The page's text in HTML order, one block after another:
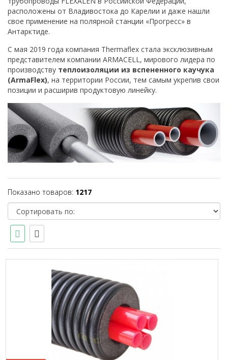
расположены от Владивостока до Карелии и даже нашли
свое применение на полярной станции «Прогресс» в
Антарктиде.
C мая 2019 года компания Thermaflex стала эксклюзивным
представителем компании ARMACELL, мирового лидера по
производству теплоизоляции из вспененного каучука
(ArmaFlex), на территории России, тем самым укрепив свои
позиции и расширив продуктовую линейку.
Показано товаров: 1217